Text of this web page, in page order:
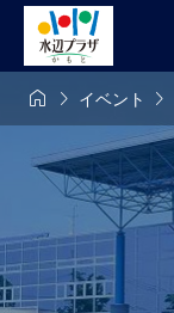
  イベント 